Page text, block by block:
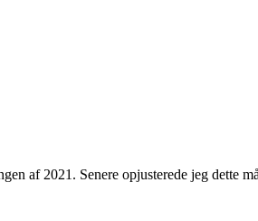
af 2021. Senere opjusterede jeg dette